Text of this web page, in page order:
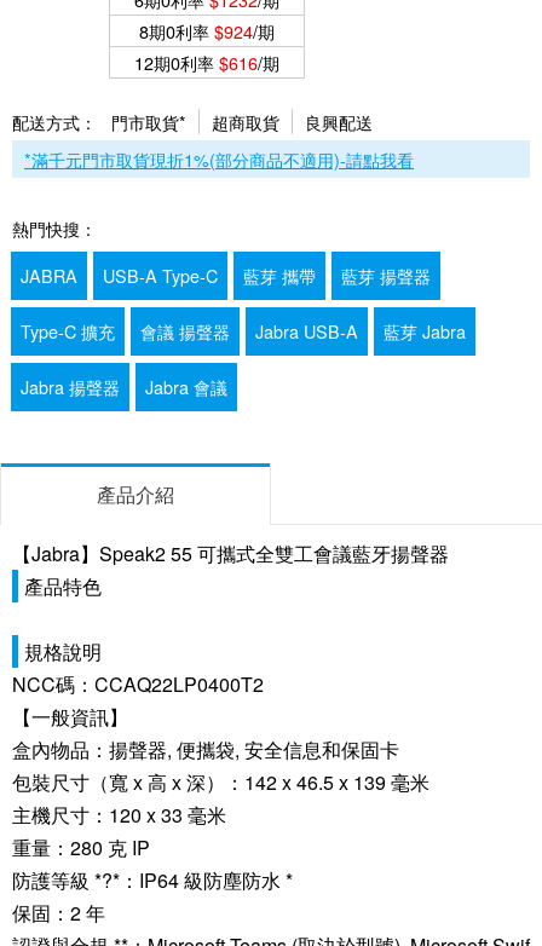
8期0利率$924/期
12期0利率$616/期
配送方式： 門市取貨* 超商取貨
良興配送
*滿千元門市取貨現折1%(部分商品不適用)-請點我看
熱門快搜：
JABRA
USB-A Type-C 藍芽 攜帶 藍芽 揚聲器
Type-C 擴充 會議 揚聲器 Jabra USB-A 藍芽 Jabra
Jabra 揚聲器 Jabra 會議
產品介紹
【Jabra】Speak2 55 可攜式全雙工會議藍牙揚聲器
產品特色
規格說明
NCC碼：CCAQ22LP0400T2
【一般資訊】
盒內物品：揚聲器, 便攜袋, 安全信息和保固卡
包裝尺寸（寬 x 高 x 深）：142 x 46.5 x 139 毫米
主機尺寸：120 x 33 毫米
重量：280 克 IP
防護等級 *?*：IP64 級防塵防水 *
保固：2 年